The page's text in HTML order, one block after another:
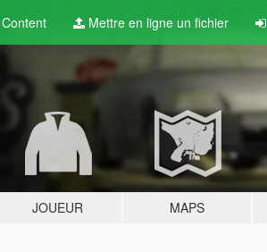
Content Mettre en ligne un fichier
JOUEUR MAPS